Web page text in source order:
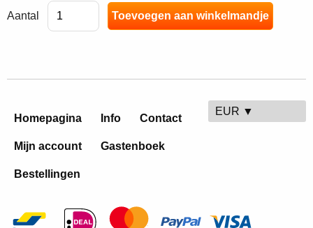
Aantal
Homepagina Info Contact
Mijn account Gastenboek
Bestellingen
EUR ▼